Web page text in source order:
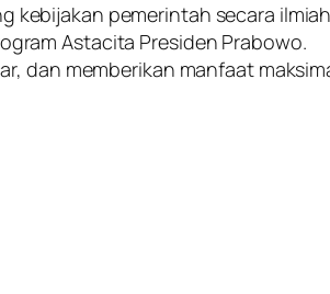
pemerintah secara
Astacita Presiden Prabowo.
dan memberikan manfaat